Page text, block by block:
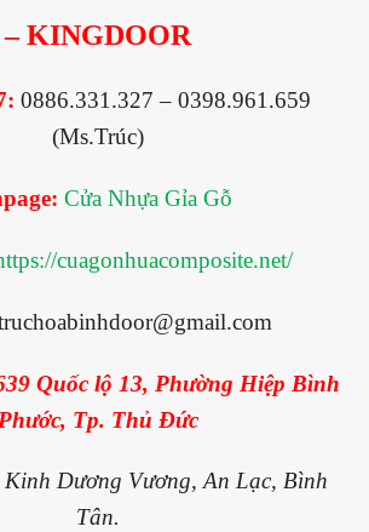
– KINGDOOR
0886.331.327 – 0398.961.659
(Ms.Trúc)
Cửa Nhựa Gỉa Gỗ
cuagonhuacomposite.net/
Quốc lộ 13, Phường Hiệp Bình
Phước, Tp. Thủ Đức
Kinh Dương Vương, An Lạc, Bình
Tân.